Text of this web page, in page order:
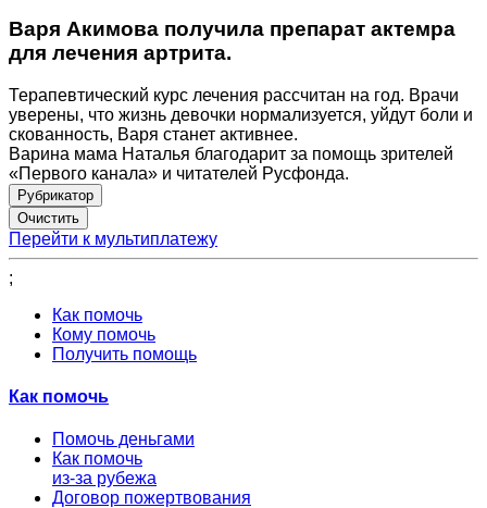
Варя Акимова получила препарат актемра
для лечения артрита.
Терапевтический курс лечения рассчитан на год. Врачи
уверены, что жизнь девочки нормализуется, уйдут боли и
скованность, Варя станет активнее.
Варина мама Наталья благодарит за помощь зрителей
«Первого канала» и читателей Русфонда.
Рубрикатор
Перейти к мультиплатежу
;
Как помочь
Кому помочь
Получить помощь
Как помочь
Помочь деньгами
Как помочь
из-за рубежа
Договор пожертвования